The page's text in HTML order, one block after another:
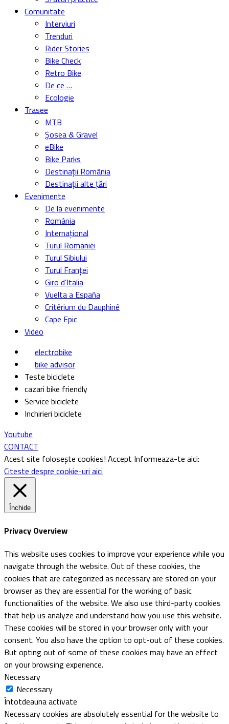
Comunitate
Interviuri
Trenduri
Rider Stories
Bike Check
Retro Bike
De ce …
Ecologie
Trasee
MTB
Șosea & Gravel
eBike
Bike Parks
Destinații România
Destinații alte țări
Evenimente
De la evenimente
România
Internațional
Turul Romaniei
Turul Sibiului
Turul Franței
Giro d’Italia
Vuelta a España
Critérium du Dauphiné
Cape Epic
Video
electrobike
bike advisor
Teste biciclete
cazari bike friendly
Service biciclete
Inchirieri biciclete
Youtube
CONTACT
Acest site folosește cookies! Accept Informeaza-te aici:
Citeste despre cookie-uri aici
Închide
Privacy Overview
This website uses cookies to improve your experience while you
navigate through the website. Out of these cookies, the
cookies that are categorized as necessary are stored on your
browser as they are essential for the working of basic
functionalities of the website. We also use third-party cookies
that help us analyze and understand how you use this website.
These cookies will be stored in your browser only with your
consent. You also have the option to opt-out of these cookies.
But opting out of some of these cookies may have an effect
on your browsing experience.
Necessary
Necessary
Întotdeauna activate
Necessary cookies are absolutely essential for the website to